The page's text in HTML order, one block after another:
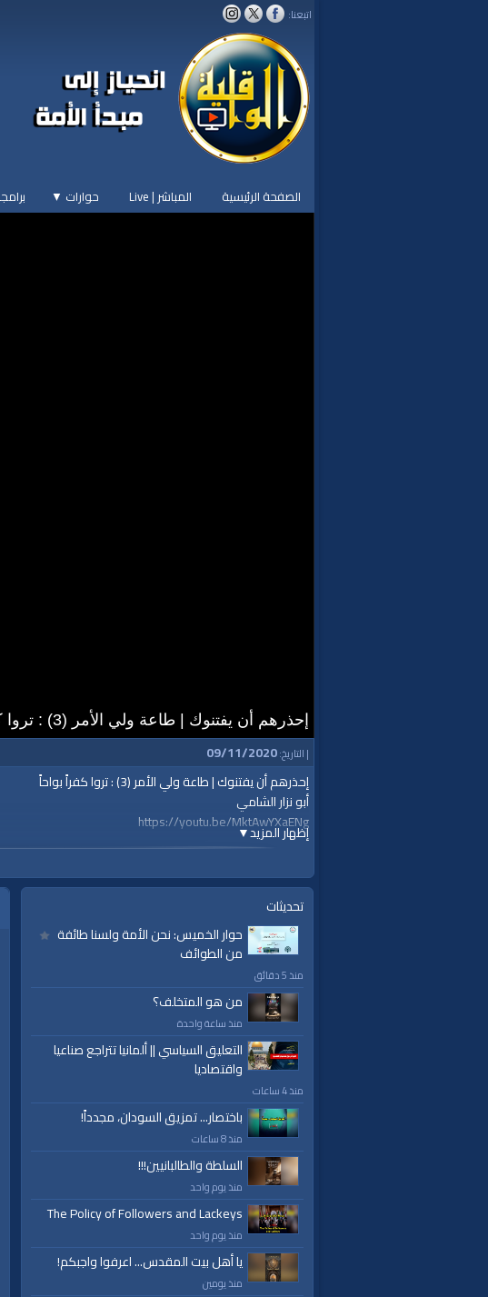
اتبعنا:
الصفحة الرئيسية المباشر | Live حوارات ▼
إحذرهم أن يفتنوك | طاعة ولي الأمر (3) : تروا كفراً بواحاً
| التاريخ:09/11/2020
إظهار المزيد▼
إحذرهم أن يفتنوك | طاعة ولي الأمر (3) : تروا كفراً بواحاً
أبو نزار الشامي
https://youtu.be/MktAwYXaENg
https://youtu.be/6-bhf7Xc700
لمشاهدة الجزء الثاني: ضوابط الطاعة، إضغط على الرابط التالي:
https://youtu.be/eOT96haISPs
قناة الواقية: انحياز إلى مبدأ الأمة
| facebook.com/alwaqiyahtube | alwaqiyahtv@twitter
@قناة الواقية
#قناة_الواقية
الفئات:
احذرهم ان يفتنوك
قنوات:
برامج الواقية
العلامات:قناة|الواقية،|انحياز|إلى|مبدأ|الأمة،|المسجد
إسلام|أناشيد|دروس|خطب قوية
تحديثات
حوار الخميس: نحن الأمة ولسنا طائفة
من الطوائف
منذ 5 دقائق
من هو المتخلف؟
منذ ساعة واحدة
التعليق السياسي || ألمانيا تتراجع صناعيا
واقتصاديا
منذ 4 ساعات
باختصار... تمزيق السودان، مجدداً!
منذ 8 ساعات
السلطة والطالبانيين!!!
منذ يوم واحد
The Policy of Followers and Lackeys
منذ يوم واحد
يا أهل بيت المقدس... اعرفوا واجبكم!
منذ يومين